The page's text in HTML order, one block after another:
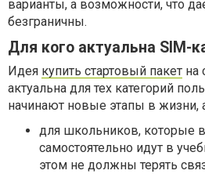
варианты, а возможности, что
безграничны.
Для кого актуальна SIM-
Идея купить стартовый пакет на
актуальна для тех категорий
начинают новые этапы в жизни,
для школьников, которые
самостоятельно идут в
этом не должны терять